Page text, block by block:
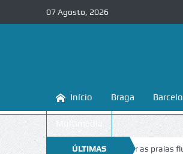
07 Agosto, 2026
Início Braga
Multimédia
ÚLTIMAS
a conhecer e proteger as praias fluviais do